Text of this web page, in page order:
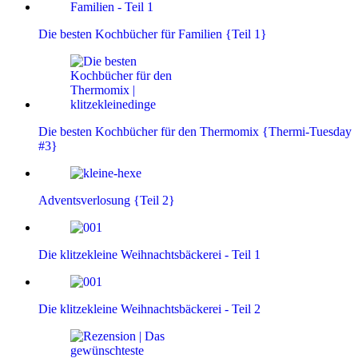
Die besten Kochbücher für Familien {Teil 1}
Die besten Kochbücher für den Thermomix {Thermi-Tuesday
#3}
Adventsverlosung {Teil 2}
Die klitzekleine Weihnachtsbäckerei - Teil 1
Die klitzekleine Weihnachtsbäckerei - Teil 2